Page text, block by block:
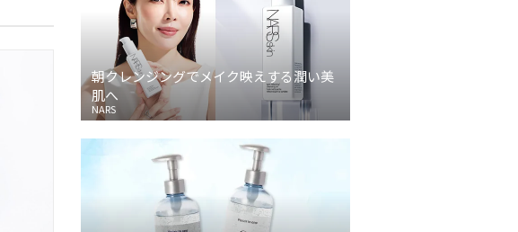
朝クレンジングでメイク映えする潤い美
肌へ
NARS